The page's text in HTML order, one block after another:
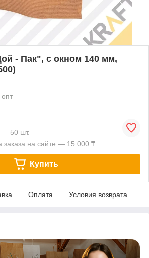
- Пак", с окном 140 мм,
— 50 шт.
на сайте — 15 000 ₸
Купить
Оплата Условия возврата